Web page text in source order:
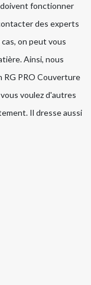
fonctionner
des experts
on peut vous
Ainsi, nous
RG PRO Couverture
voulez d'autres
Il dresse aussi